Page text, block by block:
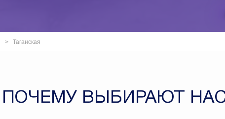
Таганская
ПОЧЕМУ ВЫБИРАЮТ